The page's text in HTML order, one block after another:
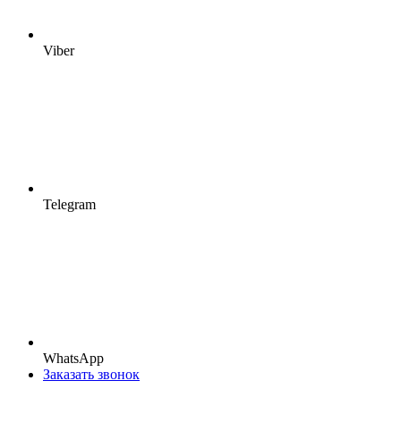
Viber
Telegram
WhatsApp
Заказать звонок